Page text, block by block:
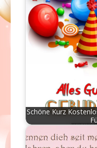
Schöne Kurz